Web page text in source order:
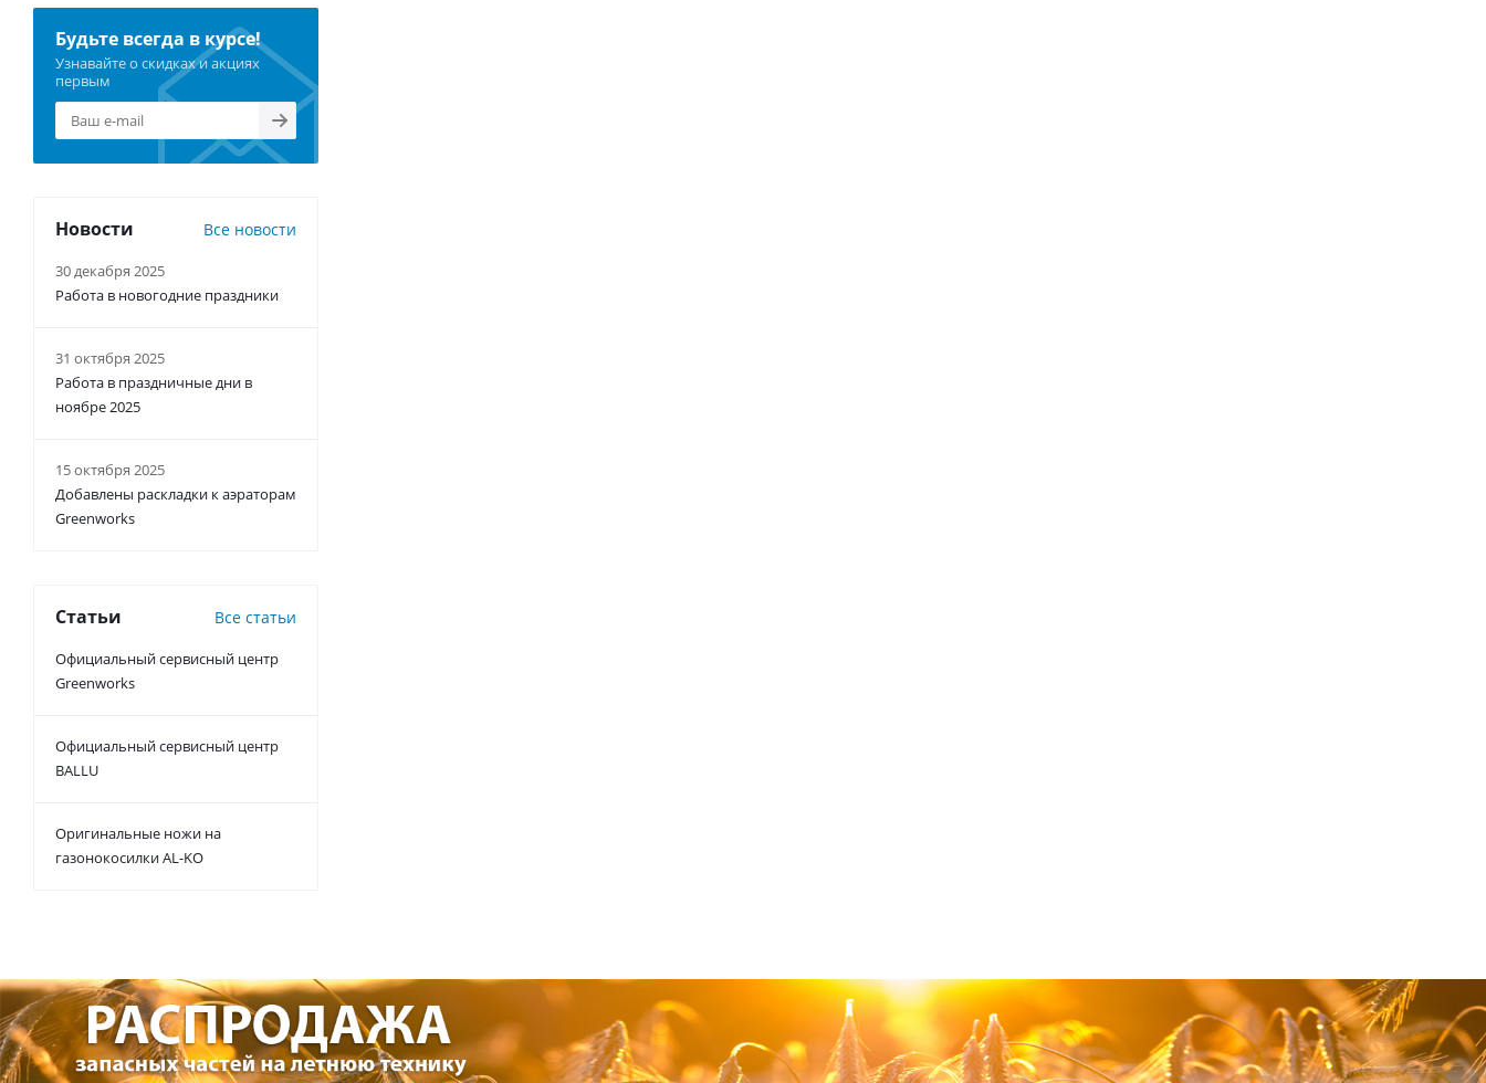
Будьте всегда в курсе!
Узнавайте о скидках и акциях
первым
Новости Все новости
30 декабря 2025
Работа в новогодние праздники
31 октября 2025
Работа в праздничные дни в
ноябре 2025
15 октября 2025
Добавлены раскладки к аэраторам
Greenworks
Статьи Все статьи
Официальный сервисный центр
Greenworks
Официальный сервисный центр
BALLU
Оригинальные ножи на
газонокосилки AL-KO